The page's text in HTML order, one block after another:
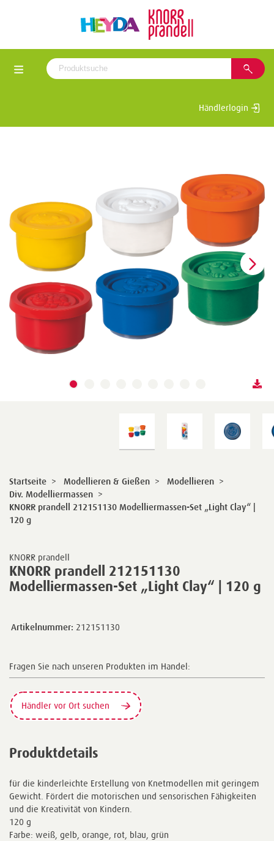
Händlerlogin
KNORR prandell
KNORR prandell 212151130
Modelliermassen-Set „Light Clay“ | 120 g
Startseite > Modellieren & Gießen > Modellieren >
Div. Modelliermassen >
KNORR prandell 212151130 Modelliermassen-Set „Light Clay“ |
120 g
Artikelnummer: 212151130
Fragen Sie nach unseren Produkten im Handel:
Händler vor Ort suchen
Produktdetails
für die kinderleichte Erstellung von Knetmodellen mit geringem
Gewicht. Fördert die motorischen und sensorischen Fähigkeiten
und die Kreativität von Kindern.
120 g
Farbe: weiß, gelb, orange, rot, blau, grün